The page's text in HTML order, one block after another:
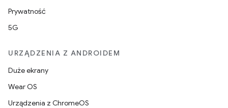
Prywatność
5G
URZĄDZENIA Z ANDROIDEM
Duże ekrany
Wear OS
Urządzenia z ChromeOS